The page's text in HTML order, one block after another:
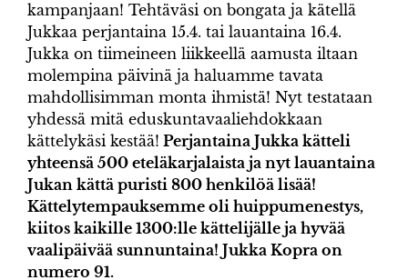
kampanjaan! Tehtäväsi on bongata ja kätellä
Jukkaa perjantaina 15.4. tai lauantaina 16.4.
Jukka on tiimeineen liikkeellä aamusta iltaan
molempina päivinä ja haluamme tavata
mahdollisimman monta ihmistä! Nyt testataan
yhdessä mitä eduskuntavaaliehdokkaan
kättelykäsi kestää! Perjantaina Jukka kätteli
yhteensä 500 eteläkarjalaista ja nyt lauantaina
Jukan kättä puristi 800 henkilöä lisää!
Kättelytempauksemme oli huippumenestys,
kiitos kaikille 1300:lle kättelijälle ja hyvää
vaalipäivää sunnuntaina! Jukka Kopra on
numero 91.